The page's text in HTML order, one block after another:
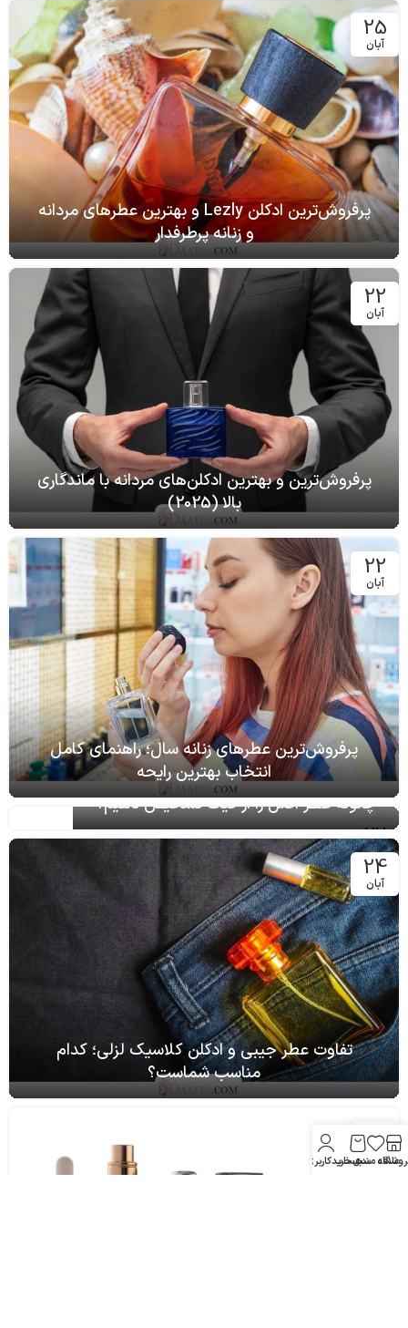
25
آبان
پرفروش‌ترین ادکلن Lezly و بهترین عطرهای مردانه
و زنانه پرطرفدار
22
آبان
پرفروش‌ترین و بهترین ادکلن‌های مردانه با ماندگاری
بالا (2025)
22
آبان
پرفروش‌ترین عطرهای زنانه سال؛ راهنمای کامل
انتخاب بهترین رایحه
22
آبان
چگونه عطر اصل را از فیک تشخیص دهیم؟
24
آبان
تفاوت عطر جیبی و ادکلن کلاسیک لزلی؛ کدام
مناسب شماست؟
22
آبان
علاقه مندیسبد خرید
حساب کاربری من